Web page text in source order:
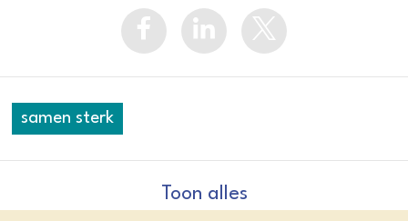
samen sterk
Toon alles